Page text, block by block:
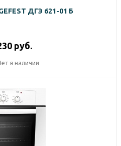
ДГЭ 621-01 Б
руб.
в наличии